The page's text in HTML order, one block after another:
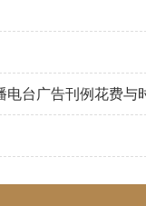
电台广告刊例花费与